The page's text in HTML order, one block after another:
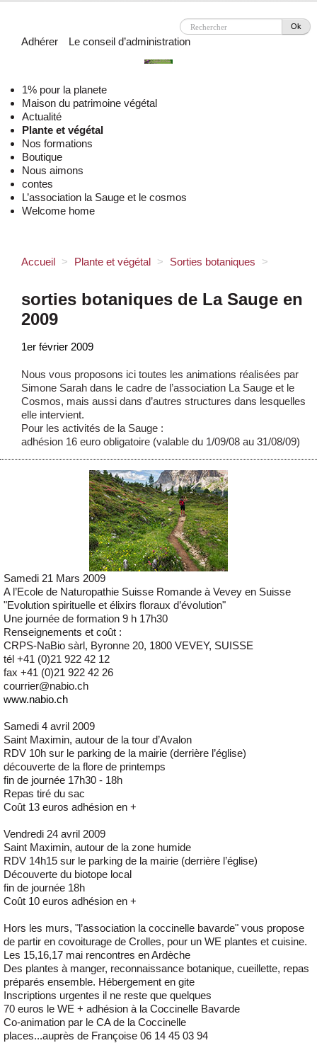
Ok
Adhérer Le conseil d’administration
1% pour la planete
Maison du patrimoine végétal
Actualité
Plante et végétal
Nos formations
Boutique
Nous aimons
contes
L’association la Sauge et le cosmos
Welcome home
Accueil > Plante et végétal > Sorties botaniques >
sorties botaniques de La Sauge en
2009
1er février 2009
Nous vous proposons ici toutes les animations réalisées par
Simone Sarah dans le cadre de l’association La Sauge et le
Cosmos, mais aussi dans d’autres structures dans lesquelles
elle intervient.
Pour les activités de la Sauge :
adhésion 16 euro obligatoire (valable du 1/09/08 au 31/08/09)
Samedi 21 Mars 2009
A l’Ecole de Naturopathie Suisse Romande à Vevey en Suisse
"Evolution spirituelle et élixirs floraux d’évolution"
Une journée de formation 9 h 17h30
Renseignements et coût :
CRPS-NaBio sàrl, Byronne 20, 1800 VEVEY, SUISSE
tél +41 (0)21 922 42 12
fax +41 (0)21 922 42 26
courrier@nabio.ch
www.nabio.ch
Samedi 4 avril 2009
Saint Maximin, autour de la tour d’Avalon
RDV 10h sur le parking de la mairie (derrière l’église)
découverte de la flore de printemps
fin de journée 17h30 - 18h
Repas tiré du sac
Coût 13 euros adhésion en +
Vendredi 24 avril 2009
Saint Maximin, autour de la zone humide
RDV 14h15 sur le parking de la mairie (derrière l’église)
Découverte du biotope local
fin de journée 18h
Coût 10 euros adhésion en +
Hors les murs, "l’association la coccinelle bavarde" vous propose
de partir en covoiturage de Crolles, pour un WE plantes et cuisine.
Les 15,16,17 mai rencontres en Ardèche
Des plantes à manger, reconnaissance botanique, cueillette, repas
préparés ensemble. Hébergement en gite
Inscriptions urgentes il ne reste que quelques
70 euros le WE + adhésion à la Coccinelle Bavarde
Co-animation par le CA de la Coccinelle
places...auprès de Françoise 06 14 45 03 94